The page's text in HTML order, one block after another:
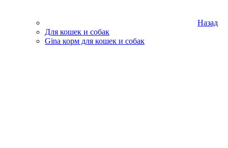
Назад
Для кошек и собак
Gina корм для кошек и собак